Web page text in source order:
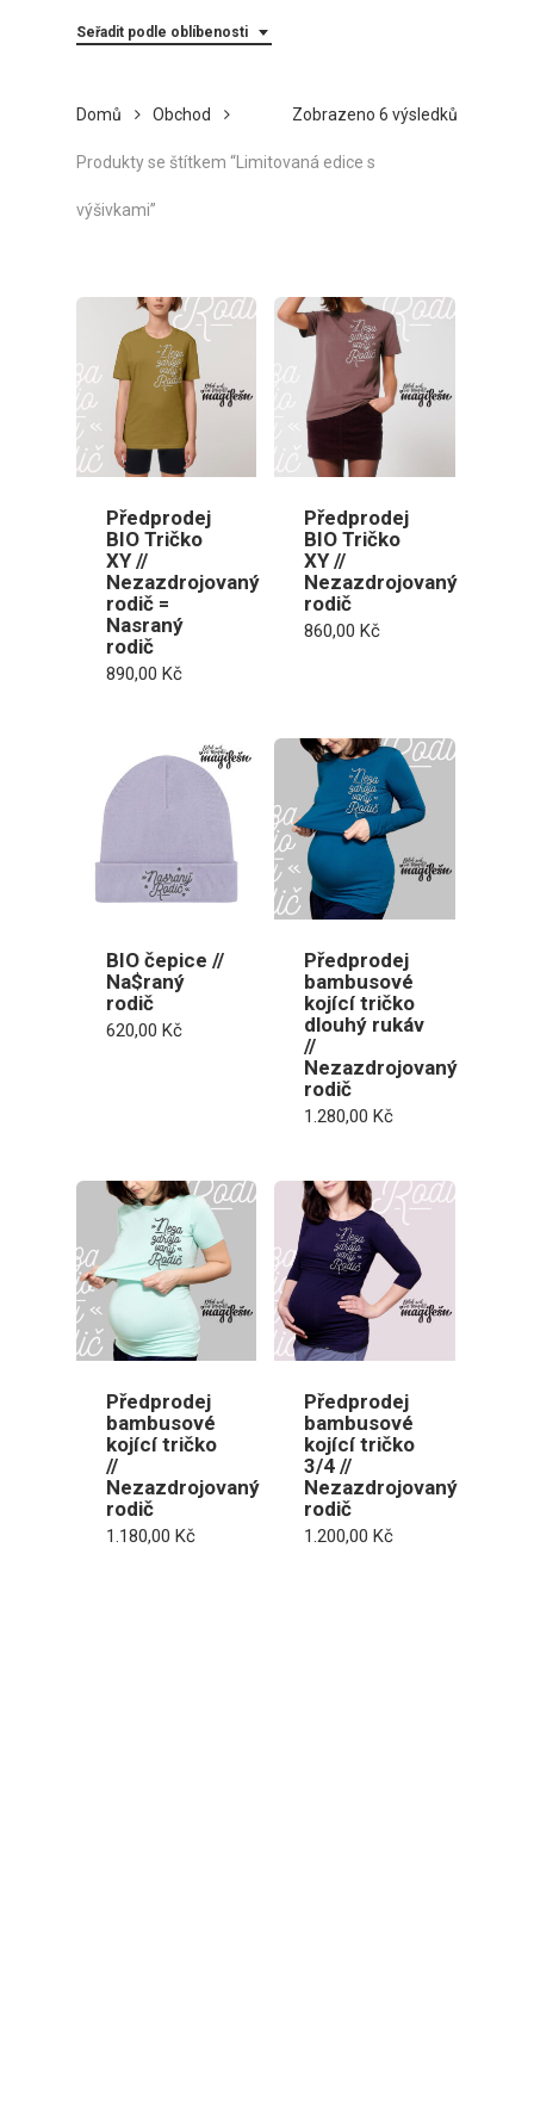
Seřadit podle oblíbenosti
Zobrazeno 6 výsledků
Domů Obchod
Produkty se štítkem “Limitovaná edice s
výšivkami”
Předprodej
BIO Tričko
XY //
Nezazdrojovaný
rodič =
Nasraný
rodič
890,00 Kč
Předprodej
BIO Tričko
XY //
Nezazdrojovaný
rodič
860,00Kč
BIO čepice //
Na$raný
rodič
620,00 Kč
Předprodej
bambusové
kojící tričko
dlouhý rukáv
//
Nezazdrojovaný
rodič
1.280,00Kč
Předprodej
bambusové
kojící tričko
//
Nezazdrojovaný
rodič
1.180,00 Kč
Předprodej
bambusové
kojící tričko
3/4 //
Nezazdrojovaný
rodič
1.200,00Kč